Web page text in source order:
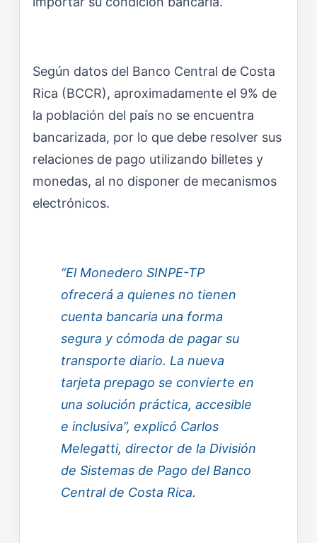
Según datos del Banco Central de Costa
Rica (BCCR), aproximadamente el 9% de
la población del país no se encuentra
bancarizada, por lo que debe resolver sus
relaciones de pago utilizando billetes y
monedas, al no disponer de mecanismos
electrónicos.
“El Monedero SINPE-TP
ofrecerá a quienes no tienen
cuenta bancaria una forma
segura y cómoda de pagar su
transporte diario. La nueva
tarjeta prepago se convierte en
una solución práctica, accesible
e inclusiva”, explicó Carlos
Melegatti, director de la División
de Sistemas de Pago del Banco
Central de Costa Rica.